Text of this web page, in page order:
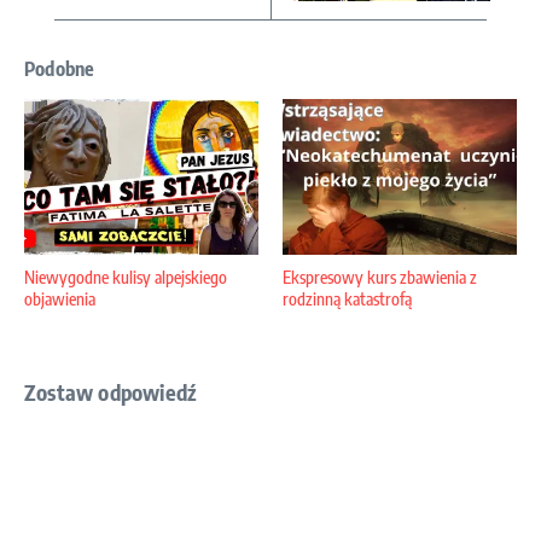
Podobne
Niewygodne kulisy alpejskiego
objawienia
Ekspresowy kurs zbawienia z
rodzinną katastrofą
Zostaw odpowiedź